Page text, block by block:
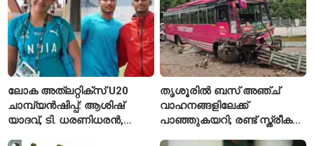
ലോക അത്‌ലറ്റിക്സ് U20
ചാമ്പ്യൻഷിപ്പ്: ആശിഷ്
യാദവ്, ടി. ധരണിധരൻ,
തൃശൂരിൽ ബസ് അഞ്ച്
വാഹനങ്ങളിലേക്ക്
പാഞ്ഞുകയറി; രണ്ട് സ്ത്രീകൾ